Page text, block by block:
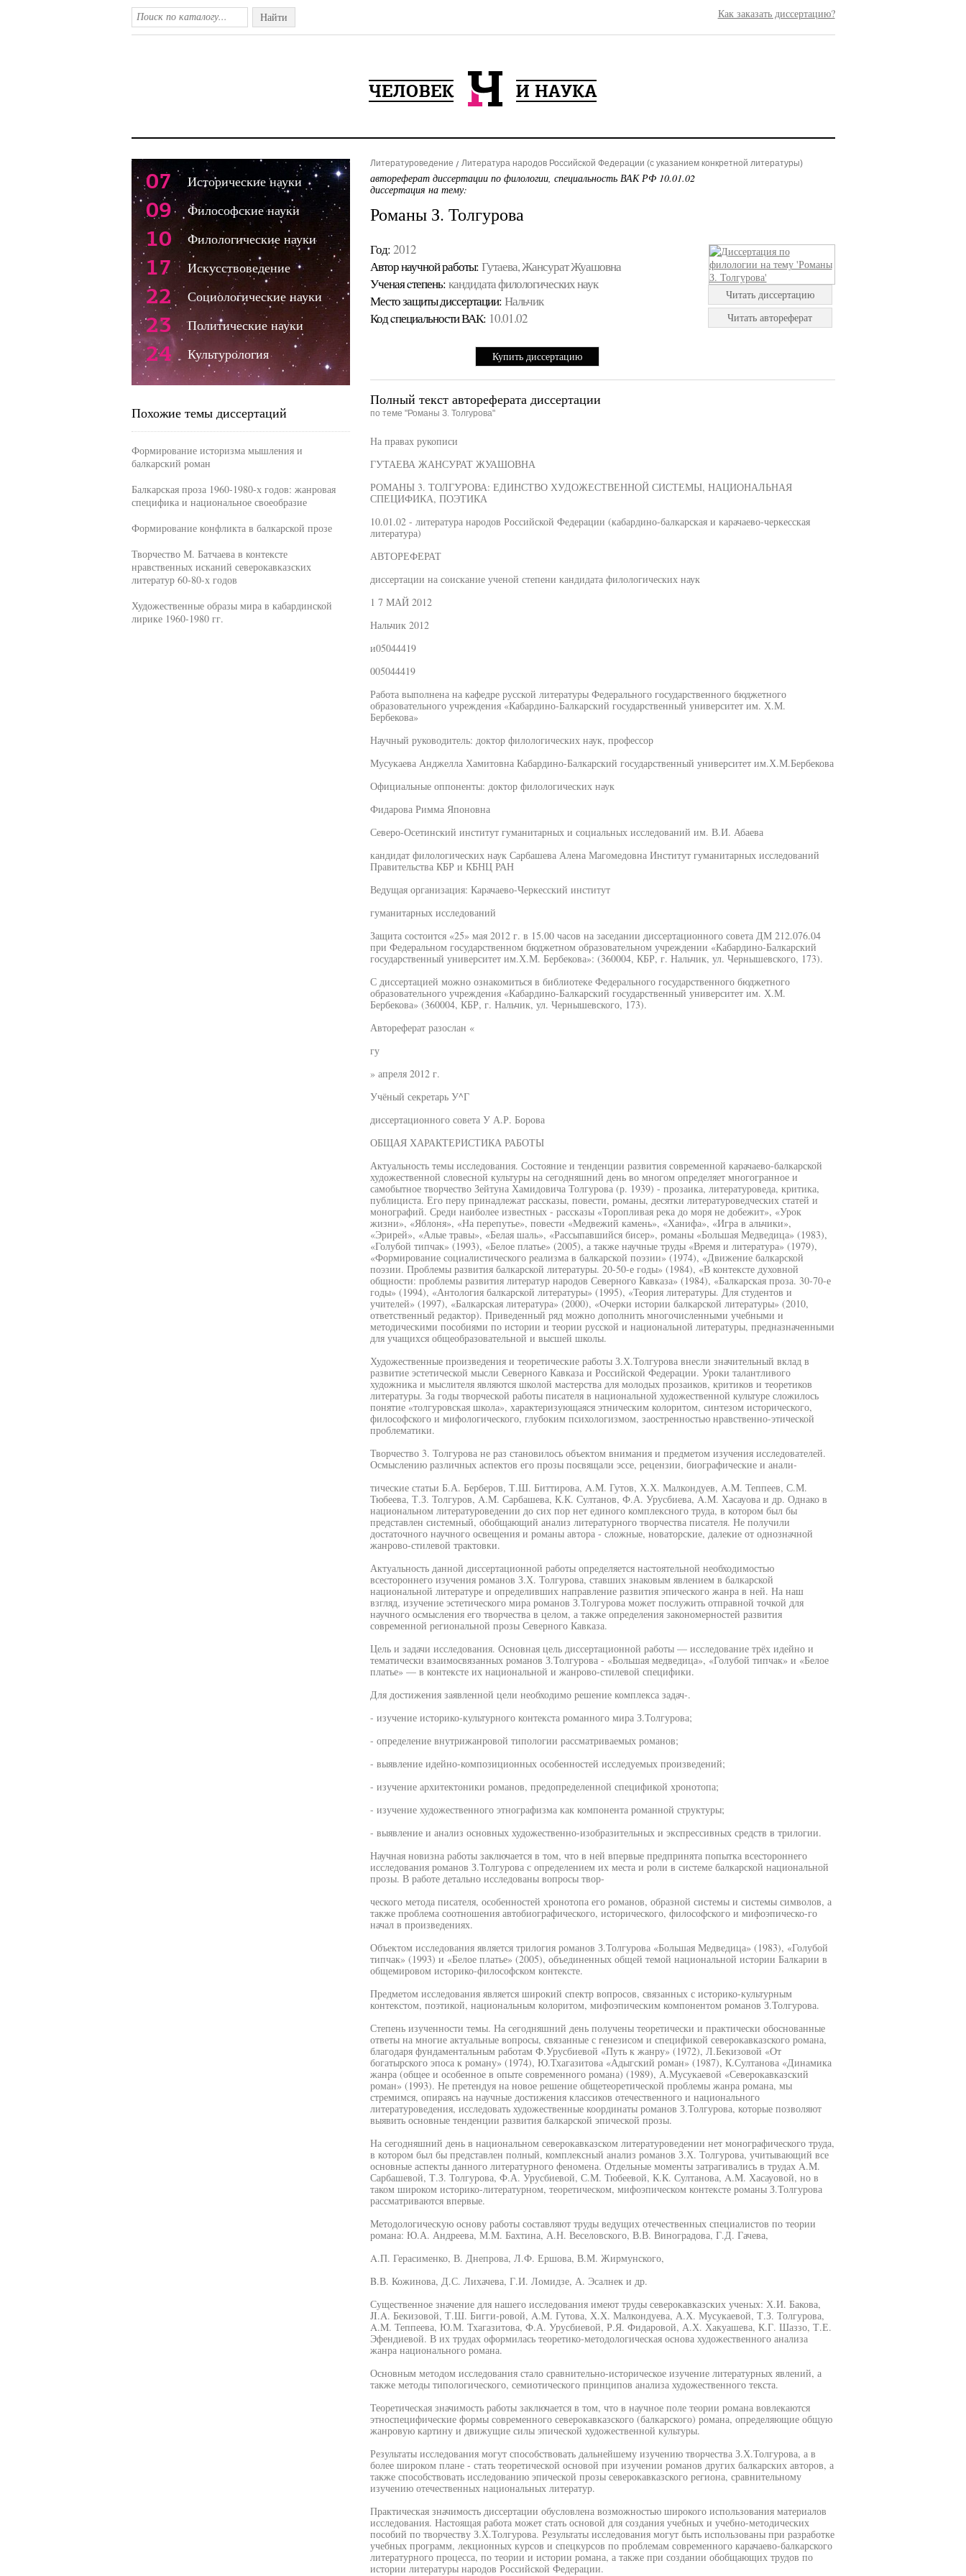
Найти Как заказать диссертацию?
Литературоведение Литература народов Российской Федерации (с указанием конкретной литературы)
автореферат диссертации по филологии, специальность ВАК РФ 10.01.02
диссертация на тему:
Романы З. Толгурова
Год: 2012
Автор научной работы: Гутаева, Жансурат Жуашовна
Ученая cтепень: кандидата филологических наук
Место защиты диссертации: Нальчик
Код cпециальности ВАК: 10.01.02
Купить диссертацию
Читать диссертацию
Читать автореферат
Полный текст автореферата диссертации
по теме "Романы З. Толгурова"
На правах рукописи
ГУТАЕВА ЖАНСУРАТ ЖУАШОВНА
РОМАНЫ 3. ТОЛГУРОВА: ЕДИНСТВО ХУДОЖЕСТВЕННОЙ СИСТЕМЫ, НАЦИОНАЛЬНАЯ
СПЕЦИФИКА, ПОЭТИКА
10.01.02 - литература народов Российской Федерации (кабардино-балкарская и карачаево-черкесская
литература)
АВТОРЕФЕРАТ
диссертации на соискание ученой степени кандидата филологических наук
1 7 МАЙ 2012
Нальчик 2012
и05044419
005044419
Работа выполнена на кафедре русской литературы Федерального государственного бюджетного
образовательного учреждения «Кабардино-Балкарский государственный университет им. Х.М.
Бербекова»
Научный руководитель: доктор филологических наук, профессор
Мусукаева Анджелла Хамитовна Кабардино-Балкарский государственный университет им.Х.М.Бербекова
Официальные оппоненты: доктор филологических наук
Фидарова Римма Японовна
Северо-Осетинский институт гуманитарных и социальных исследований им. В.И. Абаева
кандидат филологических наук Сарбашева Алена Магомедовна Институт гуманитарных исследований
Правительства КБР и КБНЦ РАН
Ведущая организация: Карачаево-Черкесский институт
гуманитарных исследований
Защита состоится «25» мая 2012 г. в 15.00 часов на заседании диссертационного совета ДМ 212.076.04
при Федеральном государственном бюджетном образовательном учреждении «Кабардино-Балкарский
государственный университет им.Х.М. Бербекова»: (360004, КБР, г. Нальчик, ул. Чернышевского, 173).
С диссертацией можно ознакомиться в библиотеке Федерального государственного бюджетного
образовательного учреждения «Кабардино-Балкарский государственный университет им. Х.М.
Бербекова» (360004, КБР, г. Нальчик, ул. Чернышевского, 173).
Автореферат разослан «
гу
» апреля 2012 г.
Учёный секретарь У^Г
диссертационного совета У А.Р. Борова
ОБЩАЯ ХАРАКТЕРИСТИКА РАБОТЫ
Актуальность темы исследования. Состояние и тенденции развития современной карачаево-балкарской
художественной словесной культуры на сегодняшний день во многом определяет многогранное и
самобытное творчество Зейтуна Хамидовича Толгурова (р. 1939) - прозаика, литературоведа, критика,
публициста. Его перу принадлежат рассказы, повести, романы, десятки литературоведческих статей и
монографий. Среди наиболее известных - рассказы «Торопливая река до моря не добежит», «Урок
жизни», «Яблоня», «На перепутье», повести «Медвежий камень», «Ханифа», «Игра в альчики»,
«Эрирей», «Алые травы», «Белая шаль», «Рассыпавшийся бисер», романы «Большая Медведица» (1983),
«Голубой типчак» (1993), «Белое платье» (2005), а также научные труды «Время и литература» (1979),
«Формирование социалистического реализма в балкарской поэзии» (1974), «Движение балкарской
поэзии. Проблемы развития балкарской литературы. 20-50-е годы» (1984), «В контексте духовной
общности: проблемы развития литератур народов Северного Кавказа» (1984), «Балкарская проза. 30-70-е
годы» (1994), «Антология балкарской литературы» (1995), «Теория литературы. Для студентов и
учителей» (1997), «Балкарская литература» (2000), «Очерки истории балкарской литературы» (2010,
ответственный редактор). Приведенный ряд можно дополнить многочисленными учебными и
методическими пособиями по истории и теории русской и национальной литературы, предназначенными
для учащихся общеобразовательной и высшей школы.
Художественные произведения и теоретические работы З.Х.Толгурова внесли значительный вклад в
развитие эстетической мысли Северного Кавказа и Российской Федерации. Уроки талантливого
художника и мыслителя являются школой мастерства для молодых прозаиков, критиков и теоретиков
литературы. За годы творческой работы писателя в национальной художественной культуре сложилось
понятие «толгуровская школа», характеризующаяся этническим колоритом, синтезом исторического,
философского и мифологического, глубоким психологизмом, заостренностью нравственно-этической
проблематики.
Творчество 3. Толгурова не раз становилось объектом внимания и предметом изучения исследователей.
Осмыслению различных аспектов его прозы посвящали эссе, рецензии, биографические и анали-
тические статьи Б.А. Берберов, Т.Ш. Биттирова, A.M. Гутов, Х.Х. Малкондуев, A.M. Теппеев, С.М.
Тюбеева, Т.З. Толгуров, A.M. Сарбашева, К.К. Султанов, Ф.А. Урусбиева, A.M. Хасауова и др. Однако в
национальном литературоведении до сих пор нет единого комплексного труда, в котором был бы
представлен системный, обобщающий анализ литературного творчества писателя. Не получили
достаточного научного освещения и романы автора - сложные, новаторские, далекие от однозначной
жанрово-стилевой трактовки.
Актуальность данной диссертационной работы определяется настоятельной необходимостью
всестороннего изучения романов З.Х. Толгурова, ставших знаковым явлением в балкарской
национальной литературе и определивших направление развития эпического жанра в ней. На наш
взгляд, изучение эстетического мира романов З.Толгурова может послужить отправной точкой для
научного осмысления его творчества в целом, а также определения закономерностей развития
современной региональной прозы Северного Кавказа.
Цель и задачи исследования. Основная цель диссертационной работы — исследование трёх идейно и
тематически взаимосвязанных романов З.Толгурова - «Большая медведица», «Голубой типчак» и «Белое
платье» — в контексте их национальной и жанрово-стилевой специфики.
Для достижения заявленной цели необходимо решение комплекса задач-.
- изучение историко-культурного контекста романного мира З.Толгурова;
- определение внутрижанровой типологии рассматриваемых романов;
- выявление идейно-композиционных особенностей исследуемых произведений;
- изучение архитектоники романов, предопределенной спецификой хронотопа;
- изучение художественного этнографизма как компонента романной структуры;
- выявление и анализ основных художественно-изобразительных и экспрессивных средств в трилогии.
Научная новизна работы заключается в том, что в ней впервые предпринята попытка всестороннего
исследования романов З.Толгурова с определением их места и роли в системе балкарской национальной
прозы. В работе детально исследованы вопросы твор-
ческого метода писателя, особенностей хронотопа его романов, образной системы и системы символов, а
также проблема соотношения автобиографического, исторического, философского и мифоэпическо-го
начал в произведениях.
Объектом исследования является трилогия романов З.Толгурова «Большая Медведица» (1983), «Голубой
типчак» (1993) и «Белое платье» (2005), объединенных общей темой национальной истории Балкарии в
общемировом историко-философском контексте.
Предметом исследования является широкий спектр вопросов, связанных с историко-культурным
контекстом, поэтикой, национальным колоритом, мифоэпическим компонентом романов З.Толгурова.
Степень изученности темы. На сегодняшний день получены теоретически и практически обоснованные
ответы на многие актуальные вопросы, связанные с генезисом и спецификой северокавказского романа,
благодаря фундаментальным работам Ф.Урусбиевой «Путь к жанру» (1972), Л.Бекизовой «От
богатырского эпоса к роману» (1974), Ю.Тхагазитова «Адыгский роман» (1987), К.Султанова «Динамика
жанра (общее и особенное в опыте современного романа) (1989), А.Мусукаевой «Северокавказский
роман» (1993). Не претендуя на новое решение общетеоретической проблемы жанра романа, мы
стремимся, опираясь на научные достижения классиков отечественного и национального
литературоведения, исследовать художественные координаты романов З.Толгурова, которые позволяют
выявить основные тенденции развития балкарской эпической прозы.
На сегодняшний день в национальном северокавказском литературоведении нет монографического труда,
в котором был бы представлен полный, комплексный анализ романов З.Х. Толгурова, учитывающий все
основные аспекты данного литературного феномена. Отдельные моменты затрагивались в трудах A.M.
Сарбашевой, Т.З. Толгурова, Ф.А. Урусбиевой, С.М. Тюбеевой, К.К. Султанова, A.M. Хасауовой, но в
таком широком историко-литературном, теоретическом, мифоэпическом контексте романы З.Толгурова
рассматриваются впервые.
Методологическую основу работы составляют труды ведущих отечественных специалистов по теории
романа: Ю.А. Андреева, М.М. Бахтина, А.Н. Веселовского, В.В. Виноградова, Г.Д. Гачева,
A.П. Герасименко, В. Днепрова, Л.Ф. Ершова, В.М. Жирмунского,
B.В. Кожинова, Д.С. Лихачева, Г.И. Ломидзе, А. Эсалнек и др.
Существенное значение для нашего исследования имеют труды северокавказских ученых: Х.И. Бакова,
JI.A. Бекизовой, Т.Ш. Бигги-ровой, A.M. Гутова, Х.Х. Малкондуева, А.Х. Мусукаевой, Т.З. Толгурова,
A.M. Теппеева, Ю.М. Тхагазитова, Ф.А. Урусбиевой, Р.Я. Фидаровой, А.Х. Хакуашева, К.Г. Шаззо, Т.Е.
Эфендиевой. В их трудах оформилась теоретико-методологическая основа художественного анализа
жанра национального романа.
Основным методом исследования стало сравнительно-историческое изучение литературных явлений, а
также методы типологического, семиотического принципов анализа художественного текста.
Теоретическая значимость работы заключается в том, что в научное поле теории романа вовлекаются
этноспецифические формы современного северокавказского (балкарского) романа, определяющие общую
жанровую картину и движущие силы эпической художественной культуры.
Результаты исследования могут способствовать дальнейшему изучению творчества З.Х.Толгурова, а в
более широком плане - стать теоретической основой при изучении романов других балкарских авторов, а
также способствовать исследованию эпической прозы северокавказского региона, сравнительному
изучению отечественных национальных литератур.
Практическая значимость диссертации обусловлена возможностью широкого использования материалов
исследования. Настоящая работа может стать основой для создания учебных и учебно-методических
пособий по творчеству З.Х.Толгурова. Результаты исследования могут быть использованы при разработке
учебных программ, лекционных курсов и спецкурсов по проблемам современного карачаево-балкарского
литературного процесса, по теории и истории романа, а также при создании обобщающих трудов по
истории литературы народов Российской Федерации.
07 Исторические науки
09 Философские науки
10 Филологические науки
17 Искусствоведение
22 Социологические науки
23 Политические науки
24 Культурология
Похожие темы диссертаций
Формирование историзма мышления и
балкарский роман
Балкарская проза 1960-1980-х годов: жанровая
специфика и национальное своеобразие
Формирование конфликта в балкарской прозе
Творчество М. Батчаева в контексте
нравственных исканий северокавказских
литератур 60-80-х годов
Художественные образы мира в кабардинской
лирике 1960-1980 гг.